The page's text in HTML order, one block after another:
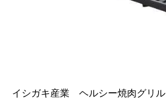
イシガキ産業 ヘルシー焼肉グリル